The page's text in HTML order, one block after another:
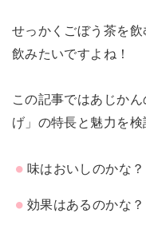
せっかくごぼう茶を
飲みたいですよね！
この記事ではあじか
げ」の特長と魅力を検
味はおいしのかな？
効果はあるのかな？